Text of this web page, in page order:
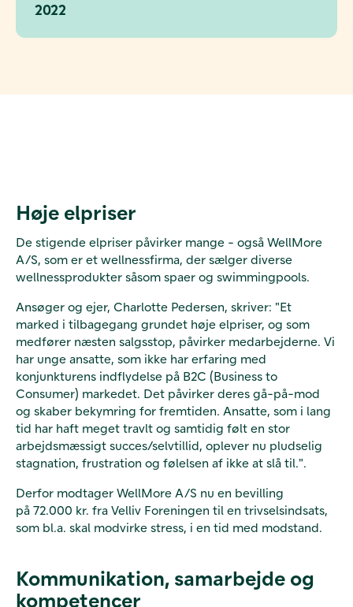
2022
Høje elpriser
De stigende elpriser påvirker mange - også WellMore
A/S, som er et wellnessfirma, der sælger diverse
wellnessprodukter såsom spaer og swimmingpools.
Ansøger og ejer, Charlotte Pedersen, skriver: "Et
marked i tilbagegang grundet høje elpriser, og som
medfører næsten salgsstop, påvirker medarbejderne. Vi
har unge ansatte, som ikke har erfaring med
konjunkturens indflydelse på B2C (Business to
Consumer) markedet. Det påvirker deres gå-på-mod
og skaber bekymring for fremtiden. Ansatte, som i lang
tid har haft meget travlt og samtidig følt en stor
arbejdsmæssigt succes/selvtillid, oplever nu pludselig
stagnation, frustration og følelsen af ikke at slå til.".
Derfor modtager WellMore A/S nu en bevilling
på 72.000 kr. fra Velliv Foreningen til en trivselsindsats,
som bl.a. skal modvirke stress, i en tid med modstand.
Kommunikation, samarbejde og
kompetencer